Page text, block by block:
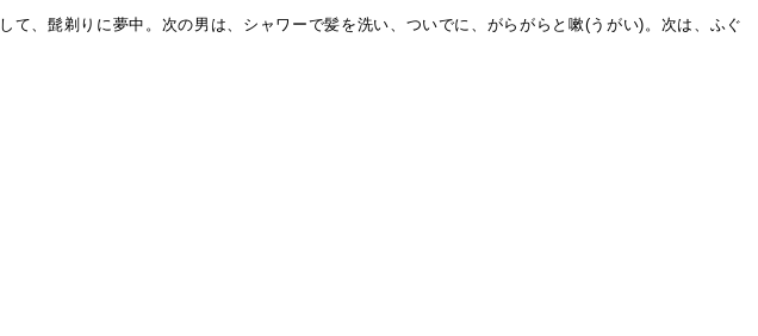
、髭剃りに夢中。次の男は、シャワーで髪を洗い、ついでに、がらがらと嗽(うがい)。次は、ふぐ